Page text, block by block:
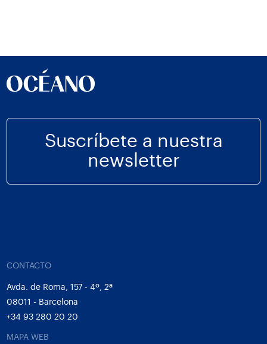
Suscríbete a nuestra
newsletter
CONTACTO
Avda. de Roma, 157 - 4º, 2ª
08011 - Barcelona
+34 93 280 20 20
MAPA WEB